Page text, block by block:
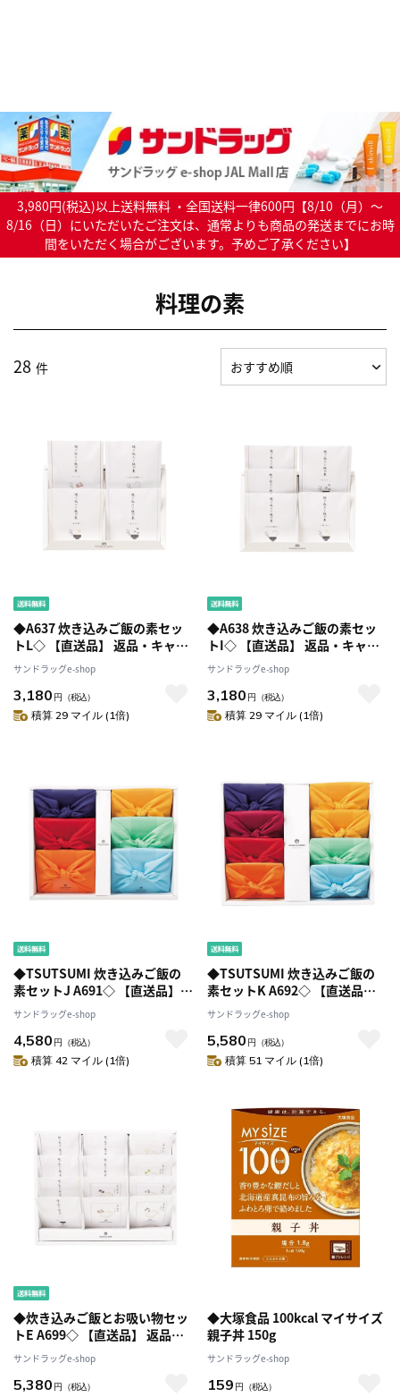
3,980円(税込)以上送料無料 ・全国送料一律600円【8/10（月）～
8/16（日）にいただいたご注文は、通常よりも商品の発送までにお時
間をいただく場合がございます。予めご了承ください】
料理の素
28 件
◆A637 炊き込みご飯の素セッ
トL◇ 【直送品】 返品・キャン
セル・他商品と同時購入は不可
サンドラッグe-shop
3,180 円 （税込）
積算 29 マイル (1倍)
◆A638 炊き込みご飯の素セッ
トI◇ 【直送品】 返品・キャン
セル・他商品と同時購入は不可
サンドラッグe-shop
3,180 円 （税込）
積算 29 マイル (1倍)
◆TSUTSUMI 炊き込みご飯の
素セットJ A691◇ 【直送品】
返品・キャンセル・他商品と同
時購入は不可
サンドラッグe-shop
4,580 円 （税込）
積算 42 マイル (1倍)
◆TSUTSUMI 炊き込みご飯の
素セットK A692◇ 【直送品】
返品・キャンセル・他商品と同
時購入は不可
サンドラッグe-shop
5,580 円 （税込）
積算 51 マイル (1倍)
◆炊き込みご飯とお吸い物セッ
トE A699◇ 【直送品】 返品・
キャンセル・他商品と同時購入
は不可
サンドラッグe-shop
5,380 円 （税込）
◆大塚食品 100kcal マイサイズ
親子丼 150g
サンドラッグe-shop
159 円 （税込）